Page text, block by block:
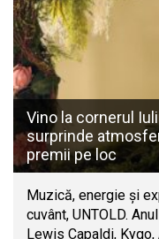
Vino la cornerul
surprinde
premii pe loc
Muzică, energie și
cuvânt, UNTOLD.
Lewis Capaldi, Kygo,